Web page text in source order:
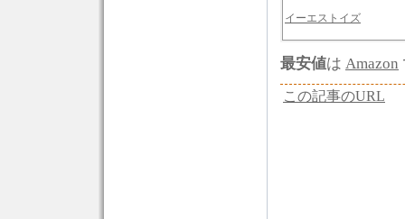
イーエストイズ
最安値は Amazon
この記事のURL